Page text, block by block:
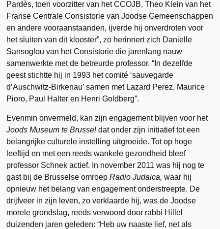
Pardès, toen voorzitter van het CCOJB, Theo Klein van het
Franse Centrale Consistorie van Joodse Gemeenschappen
en andere vooraanstaanden, ijverde hij onverdroten voor
het sluiten van dit klooster”, zo herinnert zich Danielle
Sansoglou van het Consistorie die jarenlang nauw
samenwerkte met de betreurde professor. “In dezelfde
geest stichtte hij in 1993 het comité ‘sauvegarde
d’Auschwitz-Birkenau’ samen met Lazard Perez, Maurice
Pioro, Paul Halter en Henri Goldberg”.
Evenmin onvermeld, kan zijn engagement blijven voor het
Joods Museum te Brussel dat onder zijn initiatief tot een
belangrijke culturele instelling uitgroeide. Tot op hoge
leeftijd en met een reeds wankele gezondheid bleef
professor Schnek actief. In november 2011 was hij nog te
gast bij de Brusselse omroepRadio Judaica, waar hij
opnieuw het belang van engagement onderstreepte. De
drijfveer in zijn leven, zo verklaarde hij, was de Joodse
morele grondslag, reeds verwoord door rabbi Hillel
duizenden jaren geleden: “Heb uw naaste lief, net als